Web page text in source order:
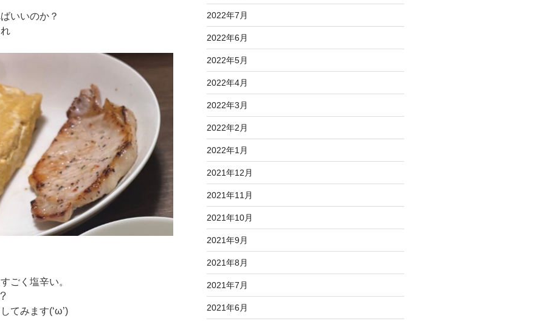
いいのか？
ごく塩辛い。
てみます(‘ω’)
2022年7月
2022年6月
2022年5月
2022年4月
2022年3月
2022年2月
2022年1月
2021年12月
2021年11月
2021年10月
2021年9月
2021年8月
2021年7月
2021年6月